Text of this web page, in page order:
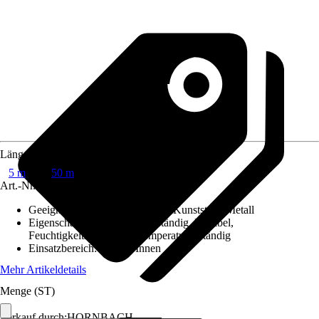
Länge
5 m
50 m
Art.-Nr.
Geeignet für Untergrund
Holz, Kunststoff, Metall
Eigenschaften
Witterungsbeständig, Flexibel,
Feuchtigkeitsbeständig, Temperaturbeständig
Einsatzbereich:
Außen, Innen
Mehr Artikeldetails
Menge (ST)